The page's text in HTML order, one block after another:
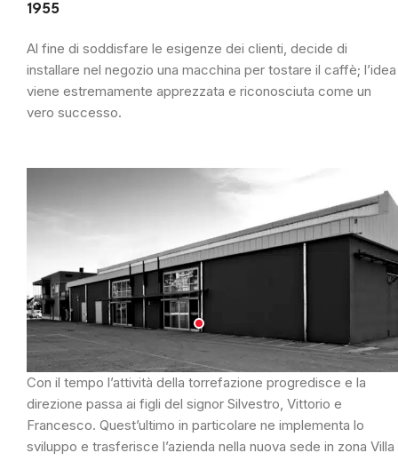
1955
Al fine di soddisfare le esigenze dei clienti, decide di
installare nel negozio una macchina per tostare il caffè; l’idea
viene estremamente apprezzata e riconosciuta come un
vero successo.
Con il tempo l’attività della torrefazione progredisce e la
direzione passa ai figli del signor Silvestro, Vittorio e
Francesco. Quest’ultimo in particolare ne implementa lo
sviluppo e trasferisce l’azienda nella nuova sede in zona Villa